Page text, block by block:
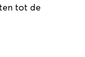
tot de